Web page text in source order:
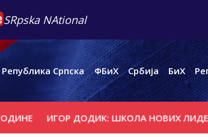
SRpska NAtional
Република Српска ФБиХ Србија БиХ
ИГОР ДОДИК: ШКОЛА НОВИХ ЛИДЕРА -